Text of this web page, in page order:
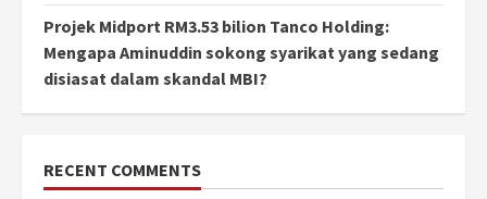
Projek Midport RM3.53 bilion Tanco Holding:
Mengapa Aminuddin sokong syarikat yang sedang
disiasat dalam skandal MBI?
RECENT COMMENTS